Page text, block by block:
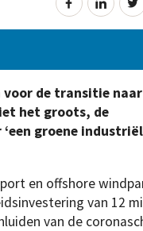
voor de transitie naar
het groots, de
groene
en offshore
van 12
van de